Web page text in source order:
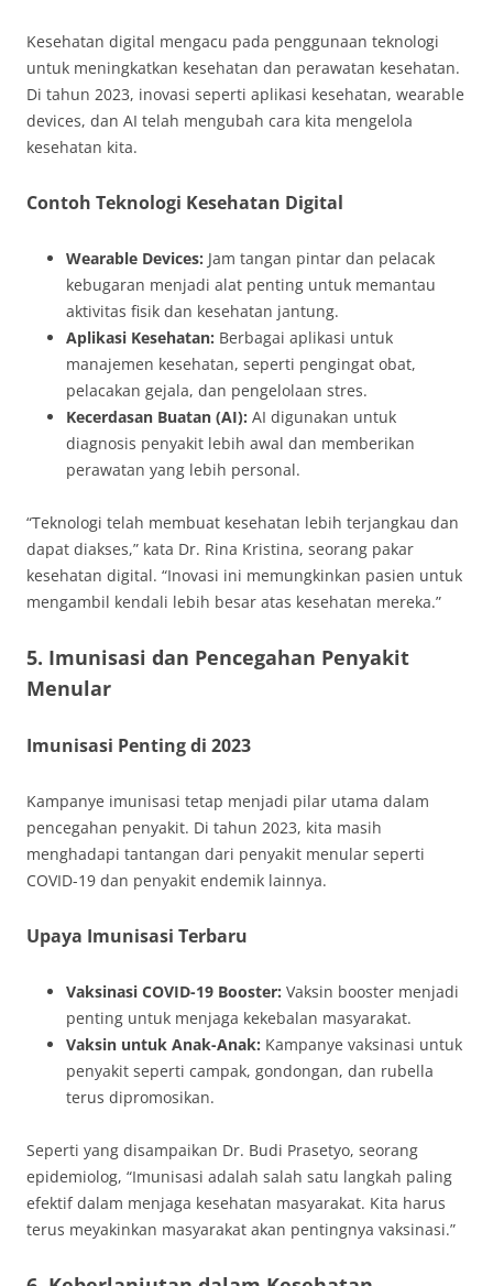
Kesehatan digital mengacu pada penggunaan teknologi
untuk meningkatkan kesehatan dan perawatan kesehatan.
Di tahun 2023, inovasi seperti aplikasi kesehatan, wearable
devices, dan AI telah mengubah cara kita mengelola
kesehatan kita.
Contoh Teknologi Kesehatan Digital
Wearable Devices: Jam tangan pintar dan pelacak
kebugaran menjadi alat penting untuk memantau
aktivitas fisik dan kesehatan jantung.
Aplikasi Kesehatan: Berbagai aplikasi untuk
manajemen kesehatan, seperti pengingat obat,
pelacakan gejala, dan pengelolaan stres.
Kecerdasan Buatan (AI): AI digunakan untuk
diagnosis penyakit lebih awal dan memberikan
perawatan yang lebih personal.
“Teknologi telah membuat kesehatan lebih terjangkau dan
dapat diakses,” kata Dr. Rina Kristina, seorang pakar
kesehatan digital. “Inovasi ini memungkinkan pasien untuk
mengambil kendali lebih besar atas kesehatan mereka.”
5. Imunisasi dan Pencegahan Penyakit
Menular
Imunisasi Penting di 2023
Kampanye imunisasi tetap menjadi pilar utama dalam
pencegahan penyakit. Di tahun 2023, kita masih
menghadapi tantangan dari penyakit menular seperti
COVID-19 dan penyakit endemik lainnya.
Upaya Imunisasi Terbaru
Vaksinasi COVID-19 Booster: Vaksin booster menjadi
penting untuk menjaga kekebalan masyarakat.
Vaksin untuk Anak-Anak: Kampanye vaksinasi untuk
penyakit seperti campak, gondongan, dan rubella
terus dipromosikan.
Seperti yang disampaikan Dr. Budi Prasetyo, seorang
epidemiolog, “Imunisasi adalah salah satu langkah paling
efektif dalam menjaga kesehatan masyarakat. Kita harus
terus meyakinkan masyarakat akan pentingnya vaksinasi.”